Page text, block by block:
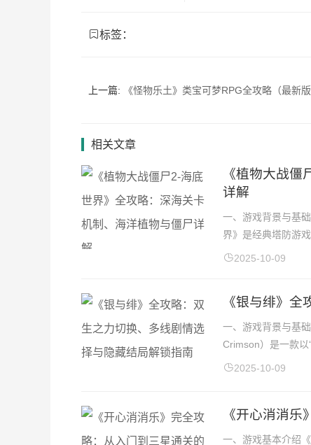
标签：
上一篇: 《怪物乐土》类宝可梦RPG全攻略（最新版）：从新手捕捉到冠军之路的终极指南——精灵养成、道
相关文章
《植物大战
详解
一、游戏背景与基
界》是经典塔防游
2025-10-09
《银与绯》
一、游戏背景与基
Crimson）是一款以
2025-10-09
《开心消消
一、游戏基本介绍